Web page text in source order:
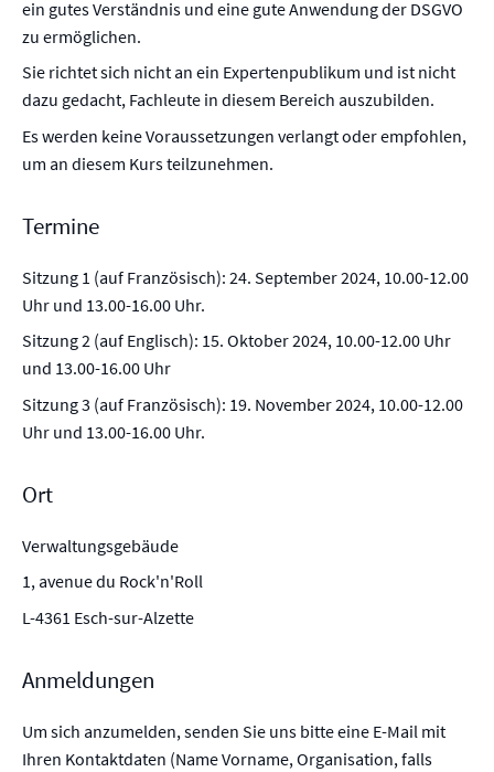
ein gutes Verständnis und eine gute Anwendung der DSGVO
zu ermöglichen.
Sie richtet sich nicht an ein Expertenpublikum und ist nicht
dazu gedacht, Fachleute in diesem Bereich auszubilden.
Es werden keine Voraussetzungen verlangt oder empfohlen,
um an diesem Kurs teilzunehmen.
Termine
Sitzung 1 (auf Französisch): 24. September 2024, 10.00-12.00
Uhr und 13.00-16.00 Uhr.
Sitzung 2 (auf Englisch): 15. Oktober 2024, 10.00-12.00 Uhr
und 13.00-16.00 Uhr
Sitzung 3 (auf Französisch): 19. November 2024, 10.00-12.00
Uhr und 13.00-16.00 Uhr.
Ort
Verwaltungsgebäude
1, avenue du Rock'n'Roll
L-4361 Esch-sur-Alzette
Anmeldungen
Um sich anzumelden, senden Sie uns bitte eine E-Mail mit
Ihren Kontaktdaten (Name Vorname, Organisation, falls